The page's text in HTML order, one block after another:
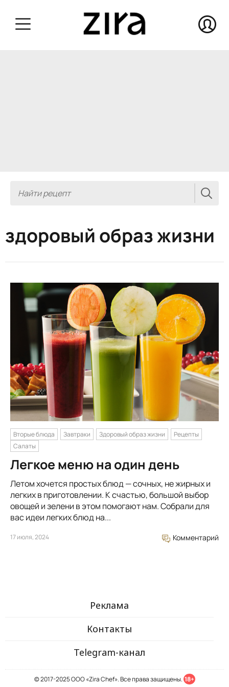
здоровый образ жизни
Вторые блюда Завтраки Здоровый образ жизни
Рецепты
Салаты
Легкое меню на один день
Летом хочется простых блюд — сочных, не жирных и
легких в приготовлении. К счастью, большой выбор
овощей и зелени в этом помогают нам. Собрали для
вас идеи легких блюд на...
17 июля, 2024 Комментарий
Реклама
Контакты
Telegram-канал
© 2017-2025 ООО «Zira Chef». Все права защищены. 18+